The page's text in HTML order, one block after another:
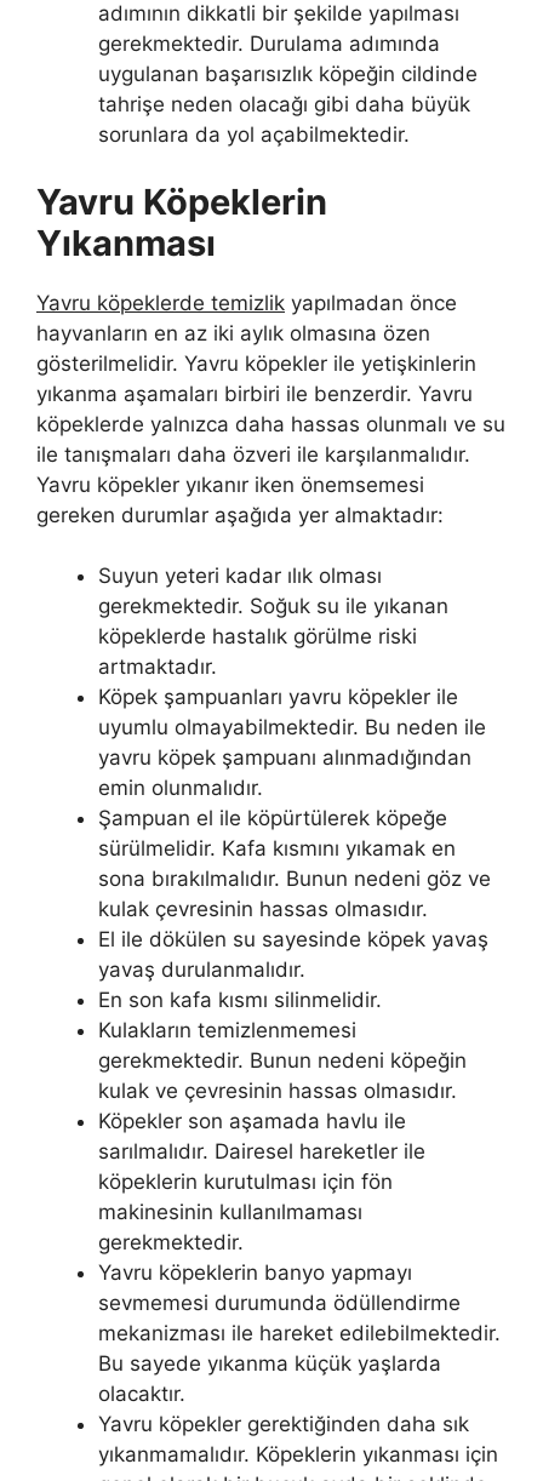
adımının dikkatli bir şekilde yapılması
gerekmektedir. Durulama adımında
uygulanan başarısızlık köpeğin cildinde
tahrişe neden olacağı gibi daha büyük
sorunlara da yol açabilmektedir.
Yavru Köpeklerin
Yıkanması
Yavru köpeklerde temizlik yapılmadan önce
hayvanların en az iki aylık olmasına özen
gösterilmelidir. Yavru köpekler ile yetişkinlerin
yıkanma aşamaları birbiri ile benzerdir. Yavru
köpeklerde yalnızca daha hassas olunmalı ve su
ile tanışmaları daha özveri ile karşılanmalıdır.
Yavru köpekler yıkanır iken önemsemesi
gereken durumlar aşağıda yer almaktadır:
Suyun yeteri kadar ılık olması
gerekmektedir. Soğuk su ile yıkanan
köpeklerde hastalık görülme riski
artmaktadır.
Köpek şampuanları yavru köpekler ile
uyumlu olmayabilmektedir. Bu neden ile
yavru köpek şampuanı alınmadığından
emin olunmalıdır.
Şampuan el ile köpürtülerek köpeğe
sürülmelidir. Kafa kısmını yıkamak en
sona bırakılmalıdır. Bunun nedeni göz ve
kulak çevresinin hassas olmasıdır.
El ile dökülen su sayesinde köpek yavaş
yavaş durulanmalıdır.
En son kafa kısmı silinmelidir.
Kulakların temizlenmemesi
gerekmektedir. Bunun nedeni köpeğin
kulak ve çevresinin hassas olmasıdır.
Köpekler son aşamada havlu ile
sarılmalıdır. Dairesel hareketler ile
köpeklerin kurutulması için fön
makinesinin kullanılmaması
gerekmektedir.
Yavru köpeklerin banyo yapmayı
sevmemesi durumunda ödüllendirme
mekanizması ile hareket edilebilmektedir.
Bu sayede yıkanma küçük yaşlarda
olacaktır.
Yavru köpekler gerektiğinden daha sık
yıkanmamalıdır. Köpeklerin yıkanması için